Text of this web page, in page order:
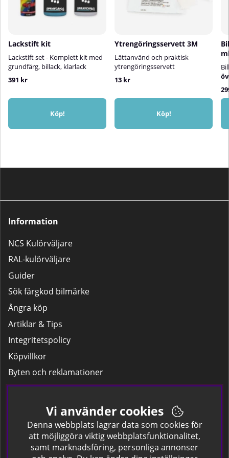
kofångare och liknande.
Lackstift kit
Lackstift set - Komplett kit med
grundfärg, billack, klarlack
391 kr
Köp!
Ytrengöringsservett 3M
Lättanvänd och praktisk
ytrengöringsservett
13 kr
Köp!
Information
NCS Kulörväljare
RAL-kulörväljare
Guider
Sök färgkod bilmärke
Ångra köp
Artiklar & Tips
Integritetspolicy
Köpvillkor
Byten och reklamationer
Leverans
Hitta färgkoden på bilen.
Företagskund
Om oss
Vi använder cookies
Denna webbplats lagrar data som cookies för
att möjliggöra viktig webbplatsfunktionalitet,
samt marknadsföring, personliga annonser